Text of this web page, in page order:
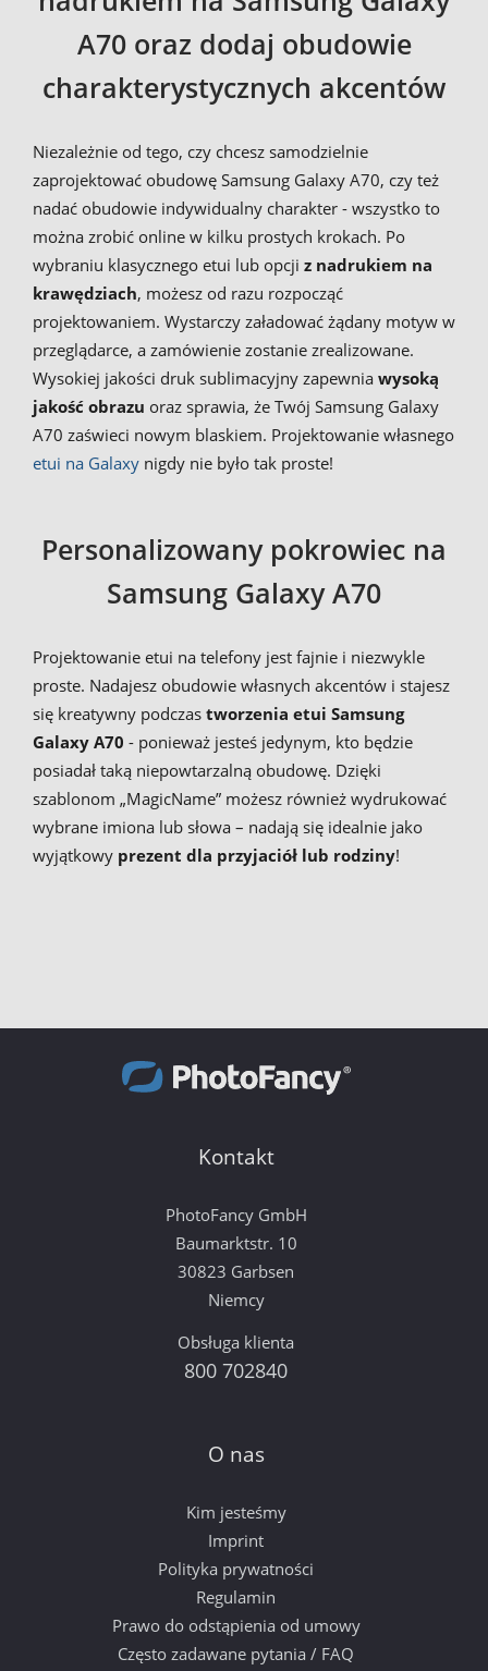
A70 oraz dodaj obudowie
charakterystycznych akcentów
Niezależnie od tego, czy chcesz samodzielnie
zaprojektować obudowę Samsung Galaxy A70, czy też
nadać obudowie indywidualny charakter - wszystko to
można zrobić online w kilku prostych krokach. Po
wybraniu klasycznego etui lub opcji z nadrukiem na
krawędziach, możesz od razu rozpocząć
projektowaniem. Wystarczy załadować żądany motyw w
przeglądarce, a zamówienie zostanie zrealizowane.
Wysokiej jakości druk sublimacyjny zapewnia wysoką
jakość obrazu oraz sprawia, że Twój Samsung Galaxy
A70 zaświeci nowym blaskiem. Projektowanie własnego
etui na Galaxy nigdy nie było tak proste!
Personalizowany pokrowiec na
Samsung Galaxy A70
Projektowanie etui na telefony jest fajnie i niezwykle
proste. Nadajesz obudowie własnych akcentów i stajesz
się kreatywny podczas tworzenia etui Samsung
Galaxy A70 - ponieważ jesteś jedynym, kto będzie
posiadał taką niepowtarzalną obudowę. Dzięki
szablonom „MagicName” możesz również wydrukować
wybrane imiona lub słowa – nadają się idealnie jako
wyjątkowy prezent dla przyjaciół lub rodziny!
Kontakt
PhotoFancy GmbH
Baumarktstr. 10
30823 Garbsen
Niemcy
Obsługa klienta
800 702840
O nas
Kim jesteśmy
Imprint
Polityka prywatności
Regulamin
Prawo do odstąpienia od umowy
Często zadawane pytania / FAQ